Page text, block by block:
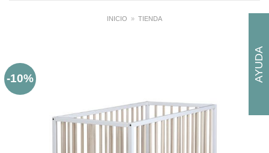
INICIO » TIENDA
-10% AYUDA